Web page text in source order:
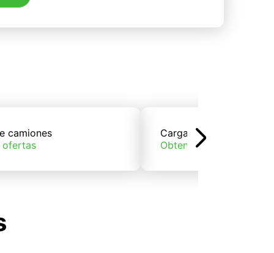
camiones
ofertas
Carga de trenes
Obtener ofertas